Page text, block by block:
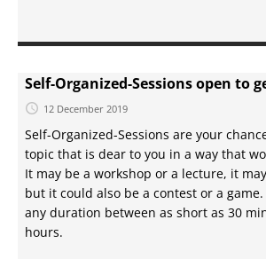
Self-Organized-Sessions open to
12 December 2019
Self-Organized-Sessions are your
topic that is dear to you in a way that
It may be a workshop or a lecture, it
but it could also be a contest or a game.
any duration between as short as 30
hours.